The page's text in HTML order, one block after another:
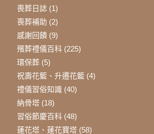
喪葬日誌(1)
喪葬補助 (2)
感謝回饋(9)
殯葬禮儀百科(225)
環保葬(5)
祝壽花籃、升遷花籃(4)
禮儀習俗知識(40)
納骨塔(18)
習俗節慶百科(48)
蓮花塔、蓮花寶塔(58)